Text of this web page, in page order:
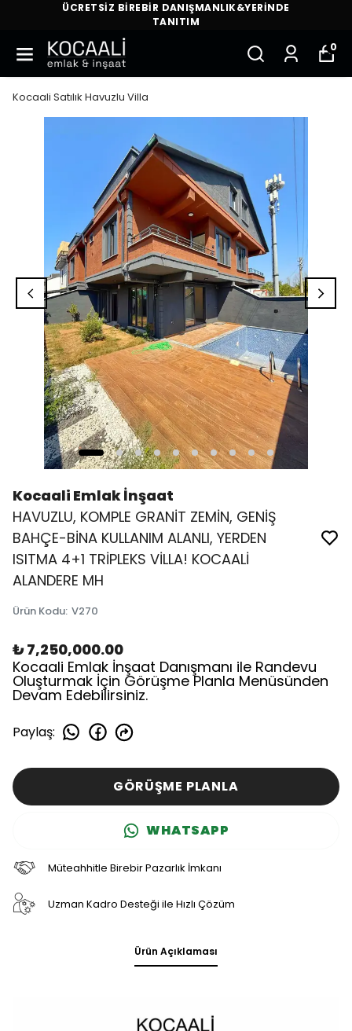
ÜCRETSİZ BİREBİR DANIŞMANLIK&YERİNDE
TANITIM
0
Kocaali Satılık Havuzlu Villa
Kocaali Emlak İnşaat
HAVUZLU, KOMPLE GRANİT ZEMİN, GENİŞ
BAHÇE-BİNA KULLANIM ALANLI, YERDEN
ISITMA 4+1 TRİPLEKS VİLLA! KOCAALİ
ALANDERE MH
Ürün Kodu: V270
₺ 7,250,000.00
Kocaali Emlak İnşaat Danışmanı ile Randevu
Oluşturmak İçin Görüşme Planla Menüsünden
Devam Edebilirsiniz.
Paylaş:
GÖRÜŞME PLANLA
WHATSAPP
Müteahhitle Birebir Pazarlık İmkanı
Uzman Kadro Desteği ile Hızlı Çözüm
Ürün Açıklaması